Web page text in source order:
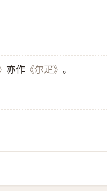
亦作 《尔疋》 。